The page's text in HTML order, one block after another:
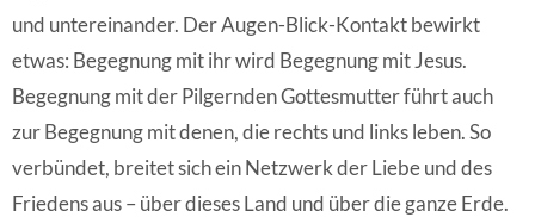
und untereinander. Der Augen-Blick-Kontakt bewirkt
etwas: Begegnung mit ihr wird Begegnung mit Jesus.
Begegnung mit der Pilgernden Gottesmutter führt auch
zur Begegnung mit denen, die rechts und links leben. So
verbündet, breitet sich ein Netzwerk der Liebe und des
Friedens aus – über dieses Land und über die ganze Erde.